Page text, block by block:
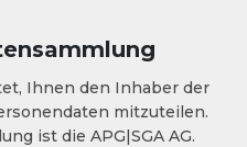
Ihnen den Inhaber der
mitzuteilen.
ist die APG|SGA AG.